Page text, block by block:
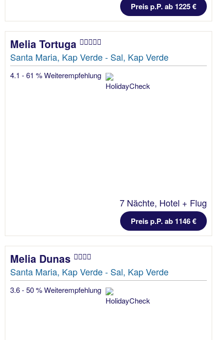
Preis p.P. ab 1225 €
Melia Tortuga
Santa Maria, Kap Verde - Sal, Kap Verde
4.1 - 61 % Weiterempfehlung
7 Nächte, Hotel + Flug
Preis p.P. ab 1146 €
Melia Dunas
Santa Maria, Kap Verde - Sal, Kap Verde
3.6 - 50 % Weiterempfehlung